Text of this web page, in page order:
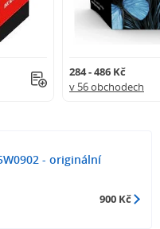
284 - 486 Kč
v 56 obchodech
- originální
900 Kč